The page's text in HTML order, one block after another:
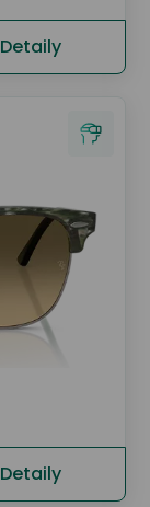
Detaily
Detaily